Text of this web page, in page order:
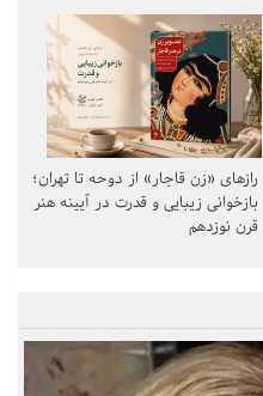
رازهای «زن قاجار» از دوحه تا تهران؛
بازخوانی زیبایی و قدرت در آیینه هنر
قرن نوزدهم